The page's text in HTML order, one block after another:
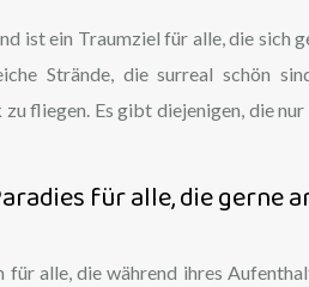
ist ein Traumziel für alle, die sich
Strände, die surreal schön
fliegen. Es gibt diejenigen, die
für alle, die gerne
alle, die während ihres